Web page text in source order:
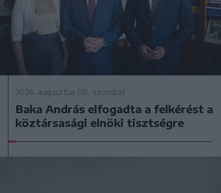
2026. augusztus 08., szombat
Baka András elfogadta a felkérést a
köztársasági elnöki tisztségre